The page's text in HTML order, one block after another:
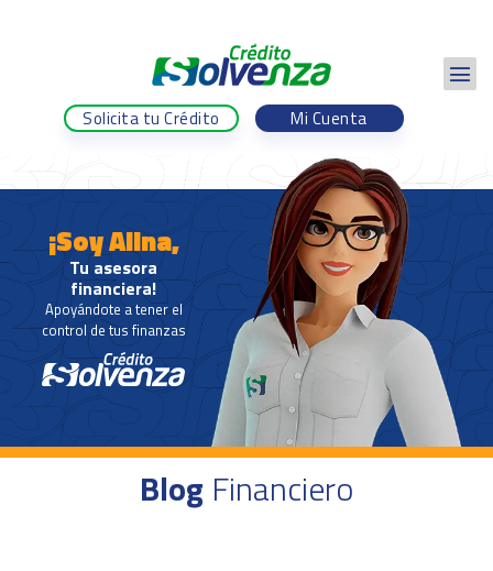
Solicita tu Crédito Mi Cuenta
¡Soy Alina,
Tu asesora
financiera!
Apoyándote a tener el
control de tus finanzas
Blog Financiero